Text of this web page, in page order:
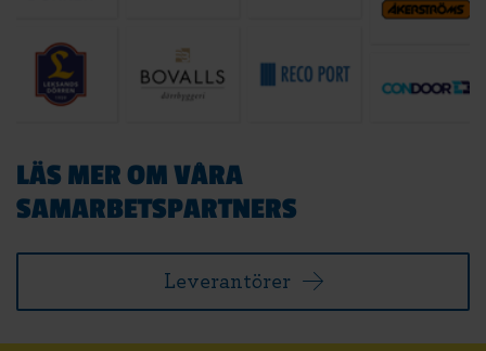
LÄS MER OM VÅRA
SAMARBETSPARTNERS
Leverantörer